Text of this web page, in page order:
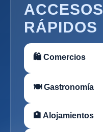
ACCESOS
RÁPIDOS
🛍 Comercios
🍽 Gastronomía
🏨 Alojamientos